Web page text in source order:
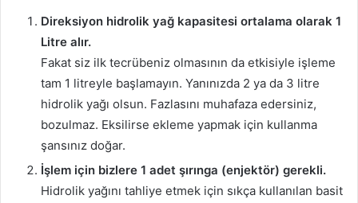
Direksiyon hidrolik yağ kapasitesi ortalama olarak 1
Litre alır.
Fakat siz ilk tecrübeniz olmasının da etkisiyle işleme
tam 1 litreyle başlamayın. Yanınızda 2 ya da 3 litre
hidrolik yağı olsun. Fazlasını muhafaza edersiniz,
bozulmaz. Eksilirse ekleme yapmak için kullanma
şansınız doğar.
İşlem için bizlere 1 adet şırınga (enjektör) gerekli.
Hidrolik yağını tahliye etmek için sıkça kullanılan basit